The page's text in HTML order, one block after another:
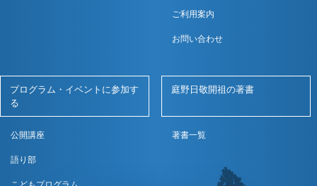
ご利用案内
お問い合わせ
プログラム・イベントに参加す
る
公開講座
語り部
庭野日敬開祖の著書
著書一覧